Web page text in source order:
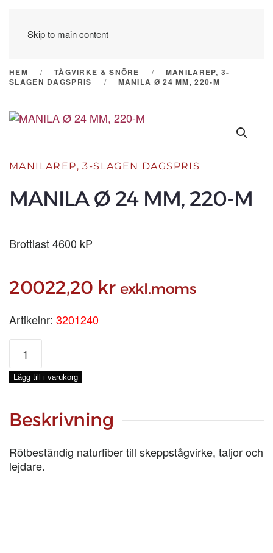
Skip to main content
HEM TÅGVIRKE & SNÖRE
MANILAREP, 3-
SLAGEN DAGSPRIS
MANILA Ø 24 MM, 220-M
MANILAREP, 3-SLAGEN DAGSPRIS
MANILA Ø 24 MM, 220-M
Brottlast 4600 kP
20022,20 kr exkl.moms
Artikelnr: 3201240
MANILA
24
MM,
M
mängd
Lägg till i varukorg
Beskrivning
Rötbeständig naturfiber till skeppstågvirke, taljor och
lejdare.